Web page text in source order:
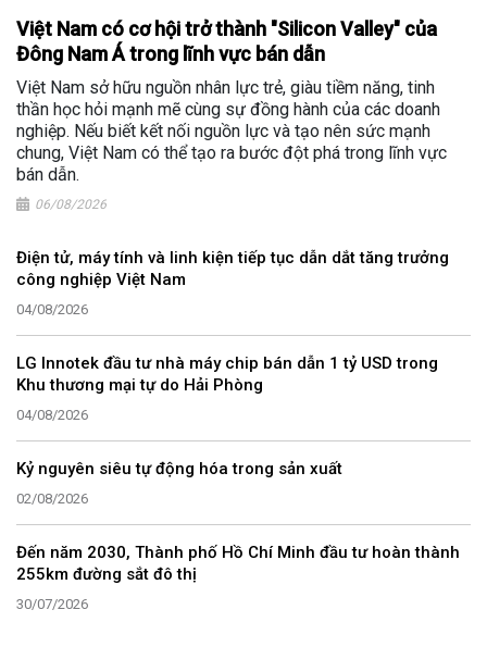
Việt Nam có cơ hội trở thành "Silicon Valley" của
Đông Nam Á trong lĩnh vực bán dẫn
Việt Nam sở hữu nguồn nhân lực trẻ, giàu tiềm năng, tinh
thần học hỏi mạnh mẽ cùng sự đồng hành của các doanh
nghiệp. Nếu biết kết nối nguồn lực và tạo nên sức mạnh
chung, Việt Nam có thể tạo ra bước đột phá trong lĩnh vực
bán dẫn.
06/08/2026
Điện tử, máy tính và linh kiện tiếp tục dẫn dắt tăng trưởng
công nghiệp Việt Nam
04/08/2026
LG Innotek đầu tư nhà máy chip bán dẫn 1 tỷ USD trong
Khu thương mại tự do Hải Phòng
04/08/2026
Kỷ nguyên siêu tự động hóa trong sản xuất
02/08/2026
Đến năm 2030, Thành phố Hồ Chí Minh đầu tư hoàn thành
255km đường sắt đô thị
30/07/2026